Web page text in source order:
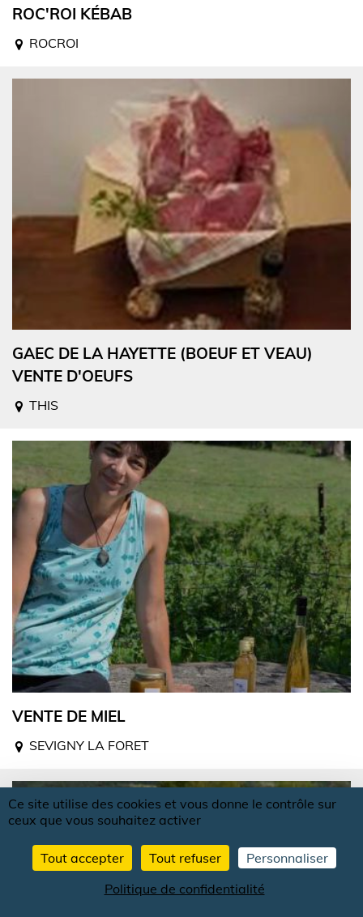
ROC'ROI KÉBAB
ROCROI
GAEC DE LA HAYETTE (BOEUF ET VEAU)
VENTE D'OEUFS
THIS
VENTE DE MIEL
SEVIGNY LA FORET
Ce site utilise des cookies et vous donne le contrôle sur
ceux que vous souhaitez activer
Tout accepter Tout refuser
Personnaliser
Politique de confidentialité